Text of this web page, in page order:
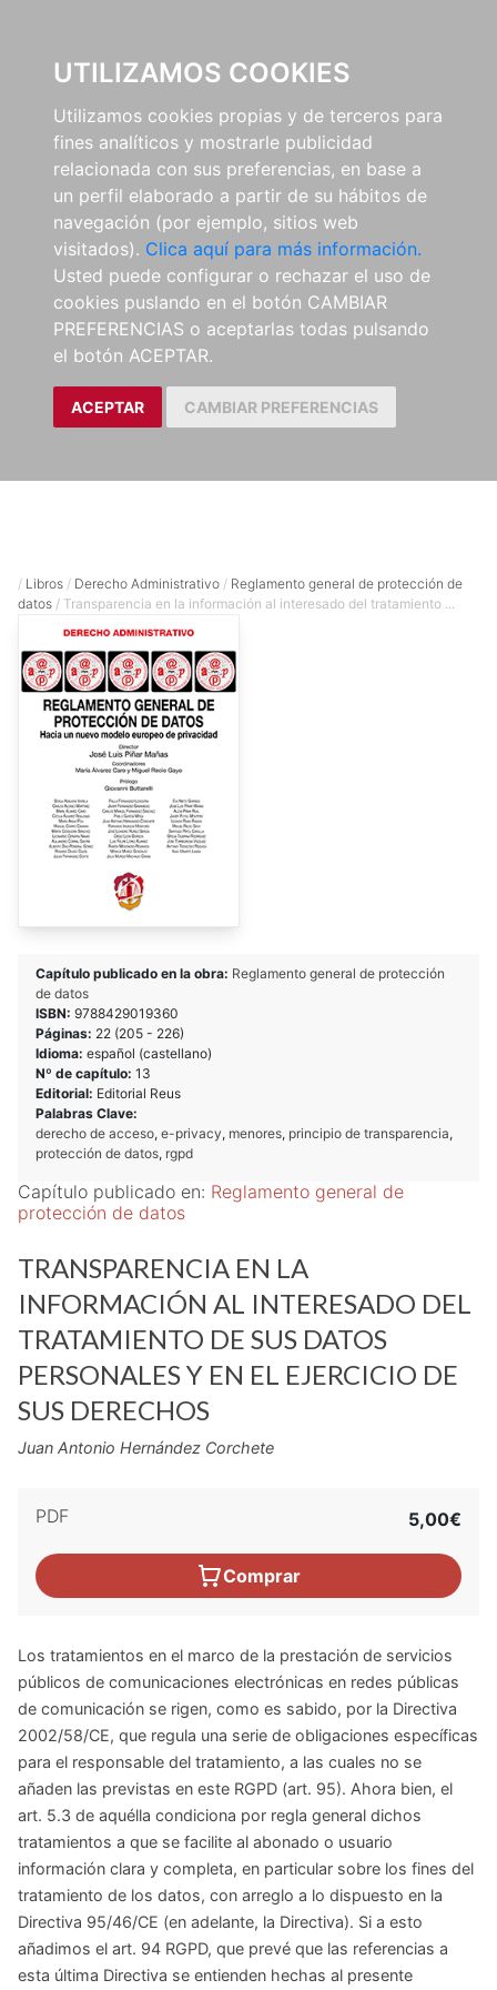
UTILIZAMOS COOKIES
Utilizamos cookies propias y de terceros para
fines analíticos y mostrarle publicidad
relacionada con sus preferencias, en base a
un perfil elaborado a partir de su hábitos de
navegación (por ejemplo, sitios web
visitados). Clica aquí para más información.
Usted puede configurar o rechazar el uso de
cookies puslando en el botón CAMBIAR
PREFERENCIAS o aceptarlas todas pulsando
el botón ACEPTAR.
ACEPTAR CAMBIAR PREFERENCIAS
/ Libros / Derecho Administrativo / Reglamento general de protección de
datos / Transparencia en la información al interesado del tratamiento ...
Capítulo publicado en la obra: Reglamento general de protección
de datos
ISBN: 9788429019360
Páginas: 22 (205 - 226)
Idioma: español (castellano)
Nº de capítulo: 13
Editorial: Editorial Reus
Palabras Clave:
derecho de acceso, e-privacy, menores, principio de transparencia,
protección de datos, rgpd
Capítulo publicado en: Reglamento general de
protección de datos
TRANSPARENCIA EN LA
INFORMACIÓN AL INTERESADO DEL
TRATAMIENTO DE SUS DATOS
PERSONALES Y EN EL EJERCICIO DE
SUS DERECHOS
Juan Antonio Hernández Corchete
PDF 5,00€
Comprar
Los tratamientos en el marco de la prestación de servicios
públicos de comunicaciones electrónicas en redes públicas
de comunicación se rigen, como es sabido, por la Directiva
2002/58/CE, que regula una serie de obligaciones específicas
para el responsable del tratamiento, a las cuales no se
añaden las previstas en este RGPD (art. 95). Ahora bien, el
art. 5.3 de aquélla condiciona por regla general dichos
tratamientos a que se facilite al abonado o usuario
información clara y completa, en particular sobre los fines del
tratamiento de los datos, con arreglo a lo dispuesto en la
Directiva 95/46/CE (en adelante, la Directiva). Si a esto
añadimos el art. 94 RGPD, que prevé que las referencias a
esta última Directiva se entienden hechas al presente